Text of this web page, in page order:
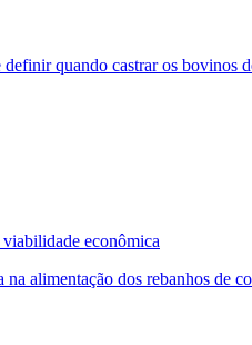
quando castrar os bovinos
econômica
alimentação dos rebanhos de